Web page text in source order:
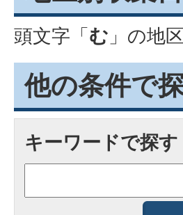
頭文字「 む 」の地
他の条件で
キーワードで探す